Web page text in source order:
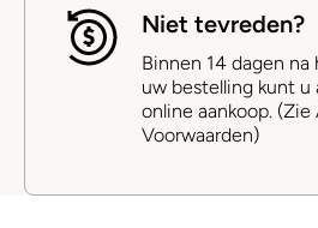
Niet tevreden?
Binnen 14 dagen na
uw bestelling kunt u
online aankoop. (Zie
Voorwaarden)